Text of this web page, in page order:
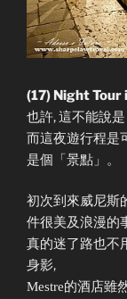
(17) Night Tour
也許, 這不能說
而這夜遊行程是
是個「景點」。
初次到來威尼斯
件很美及浪漫的
真的迷了路也不
身影,
Mestre的酒店雖